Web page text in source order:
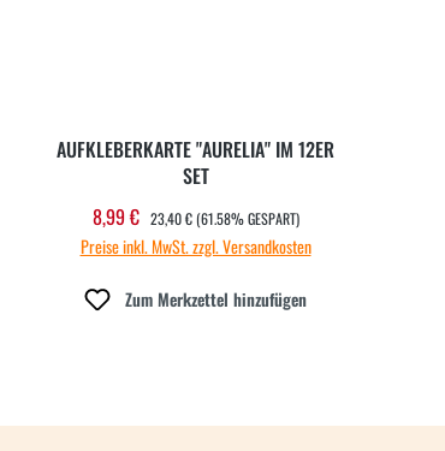
AUFKLEBERKARTE "AURELIA" IM 12ER
SET
Verkaufspreis:
8,99 € REGULÄRER PREIS:
23,40 € (61.58% GESPART)
Preise inkl. MwSt. zzgl. Versandkosten
Zum Merkzettel hinzufügen